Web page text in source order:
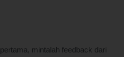
mintalah feedback dari